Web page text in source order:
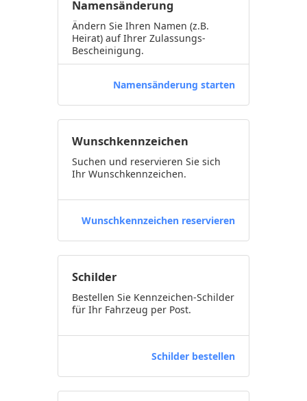
Namensänderung
Ändern Sie Ihren Namen (z.B.
Heirat) auf Ihrer Zulassungs-
Bescheinigung.
Namensänderung starten
Wunschkennzeichen
Suchen und reservieren Sie sich
Ihr Wunschkennzeichen.
Wunschkennzeichen reservieren
Schilder
Bestellen Sie Kennzeichen-Schilder
für Ihr Fahrzeug per Post.
Schilder bestellen